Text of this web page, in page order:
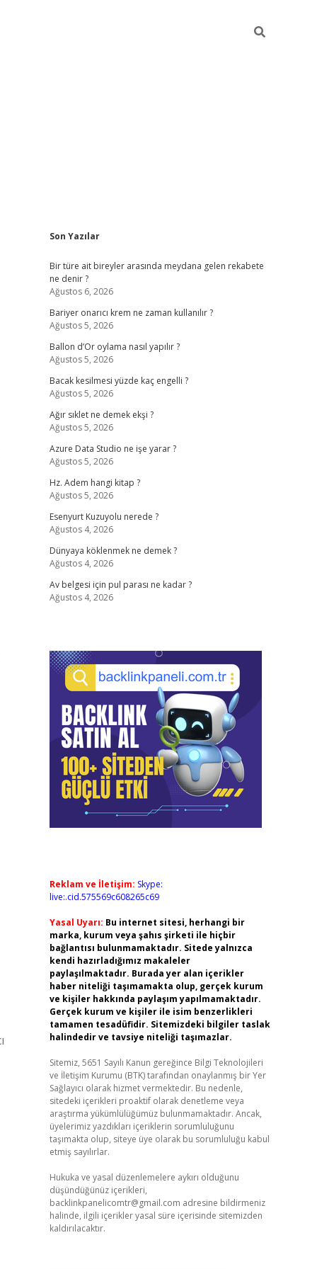
Sidebar
Son Yazılar
Bir türe ait bireyler arasında meydana gelen rekabete
ne denir ?
Ağustos 6, 2026
Bariyer onarıcı krem ne zaman kullanılır ?
Ağustos 5, 2026
Ballon d’Or oylama nasıl yapılır ?
Ağustos 5, 2026
Bacak kesilmesi yüzde kaç engelli ?
Ağustos 5, 2026
Ağır sıklet ne demek ekşi ?
Ağustos 5, 2026
Azure Data Studio ne işe yarar ?
Ağustos 5, 2026
Hz. Adem hangi kitap ?
Ağustos 5, 2026
Esenyurt Kuzuyolu nerede ?
Ağustos 4, 2026
Dünyaya köklenmek ne demek ?
Ağustos 4, 2026
Av belgesi için pul parası ne kadar ?
Ağustos 4, 2026
Reklam ve İletişim: Skype:
live:.cid.575569c608265c69
Yasal Uyarı: Bu internet sitesi, herhangi bir
marka, kurum veya şahıs şirketi ile hiçbir
bağlantısı bulunmamaktadır. Sitede yalnızca
kendi hazırladığımız makaleler
paylaşılmaktadır. Burada yer alan içerikler
haber niteliği taşımamakta olup, gerçek kurum
ve kişiler hakkında paylaşım yapılmamaktadır.
Gerçek kurum ve kişiler ile isim benzerlikleri
tamamen tesadüfidir. Sitemizdeki bilgiler taslak
halindedir ve tavsiye niteliği taşımazlar.
Sitemiz, 5651 Sayılı Kanun gereğince Bilgi Teknolojileri
ve İletişim Kurumu (BTK) tarafından onaylanmış bir Yer
Sağlayıcı olarak hizmet vermektedir. Bu nedenle,
sitedeki içerikleri proaktif olarak denetleme veya
araştırma yükümlülüğümüz bulunmamaktadır. Ancak,
üyelerimiz yazdıkları içeriklerin sorumluluğunu
taşımakta olup, siteye üye olarak bu sorumluluğu kabul
etmiş sayılırlar.
Hukuka ve yasal düzenlemelere aykırı olduğunu
düşündüğünüz içerikleri,
backlinkpanelicomtr@gmail.com adresine bildirmeniz
halinde, ilgili içerikler yasal süre içerisinde sitemizden
kaldırılacaktır.